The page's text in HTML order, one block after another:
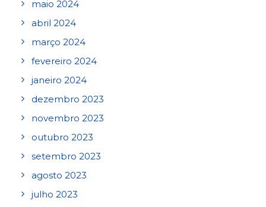
maio 2024
abril 2024
março 2024
fevereiro 2024
janeiro 2024
dezembro 2023
novembro 2023
outubro 2023
setembro 2023
agosto 2023
julho 2023